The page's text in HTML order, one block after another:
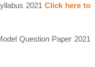
2021Click here to
Question Paper 2021